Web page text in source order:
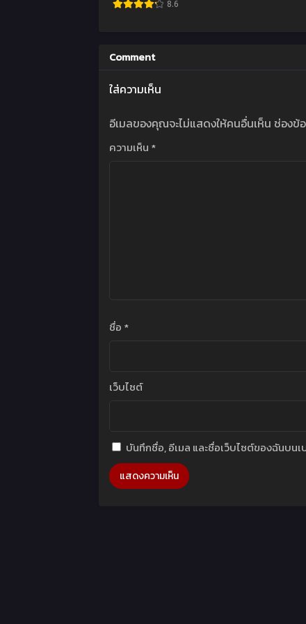
8.6
Comment
ใส่ความเห็น
อีเมลของคุณจะไม่แสดงให้คนอื่นเห็น ช่องข้
ความเห็น *
ชื่อ *
เว็บไซต์
บันทึกชื่อ, อีเมล และชื่อเว็บไซต์ของฉันบน